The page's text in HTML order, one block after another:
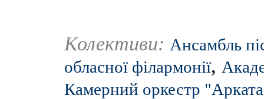
Колективи: Ансамбль
обласної філармонії,
Камерний оркестр